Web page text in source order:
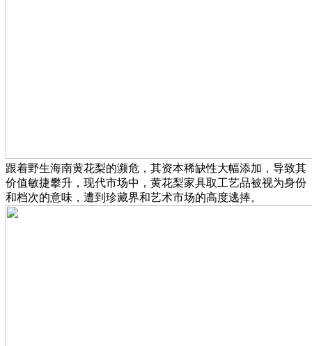
跟着野生海南黄花梨的濒危，其资本稀缺性大幅添加，导致其
价值敏捷攀升，现代市场中，黄花梨家具取工艺品被视为身份
和档次的意味，遭到珍藏界和艺术市场的高度逃捧。